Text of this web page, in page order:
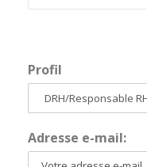
Profil
Adresse e-mail: